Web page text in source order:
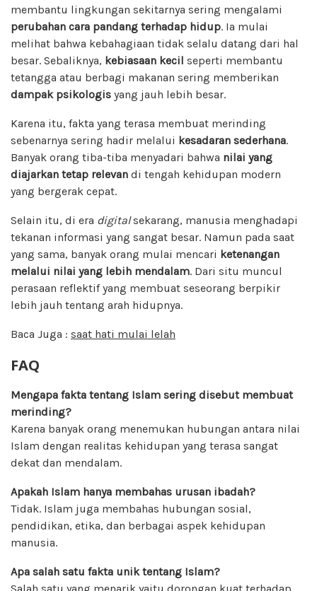
membantu lingkungan sekitarnya sering mengalami
perubahan cara pandang terhadap hidup. Ia mulai
melihat bahwa kebahagiaan tidak selalu datang dari hal
besar. Sebaliknya, kebiasaan kecil seperti membantu
tetangga atau berbagi makanan sering memberikan
dampak psikologis yang jauh lebih besar.
Karena itu, fakta yang terasa membuat merinding
sebenarnya sering hadir melalui kesadaran sederhana.
Banyak orang tiba-tiba menyadari bahwa nilai yang
diajarkan tetap relevan di tengah kehidupan modern
yang bergerak cepat.
Selain itu, di era digitalsekarang, manusia menghadapi
tekanan informasi yang sangat besar. Namun pada saat
yang sama, banyak orang mulai mencari ketenangan
melalui nilai yang lebih mendalam. Dari situ muncul
perasaan reflektif yang membuat seseorang berpikir
lebih jauh tentang arah hidupnya.
Baca Juga : saat hati mulai lelah
FAQ
Mengapa fakta tentang Islam sering disebut membuat
merinding?
Karena banyak orang menemukan hubungan antara nilai
Islam dengan realitas kehidupan yang terasa sangat
dekat dan mendalam.
Apakah Islam hanya membahas urusan ibadah?
Tidak. Islam juga membahas hubungan sosial,
pendidikan, etika, dan berbagai aspek kehidupan
manusia.
Apa salah satu fakta unik tentang Islam?
Salah satu yang menarik yaitu dorongan kuat terhadap